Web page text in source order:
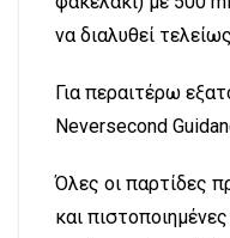
να διαλυθεί
Για περαιτέρω
Neversecond
Όλες οι παρτίδες
και